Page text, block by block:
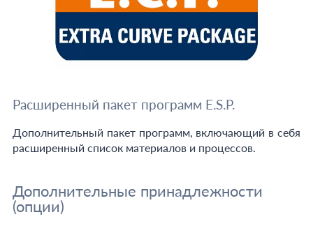
Расширенный пакет программ E.S.P.
Дополнительный пакет программ, включающий в себя
расширенный список материалов и процессов.
Дополнительные принадлежности
(опции)